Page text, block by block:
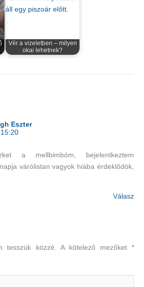
Vér a vizeletben – milyen
okai lehetnek?
Eszter
a mellbimbóm, bejelentkeztem
várólistan vagyok hiába érdeklődök,
Válasz
tesszük közzé. A kötelező mezőket*